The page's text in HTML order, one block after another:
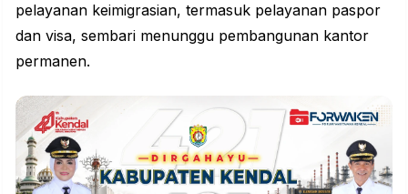
pelayanan keimigrasian, termasuk pelayanan paspor
dan visa, sembari menunggu pembangunan kantor
permanen.